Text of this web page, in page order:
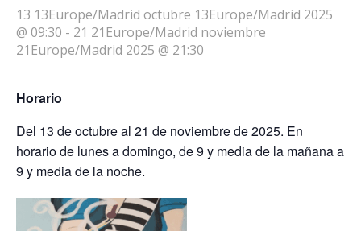
13 13Europe/Madrid octubre 13Europe/Madrid 2025
@ 09:30 - 21 21Europe/Madrid noviembre
21Europe/Madrid 2025 @ 21:30
Horario
Del 13 de octubre al 21 de noviembre de 2025. En
horario de lunes a domingo, de 9 y media de la mañana a
9 y media de la noche.